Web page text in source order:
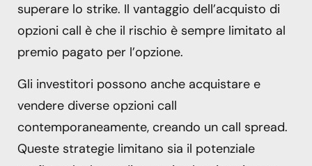
superare lo strike. Il vantaggio dell’acquisto di
opzioni call è che il rischio è sempre limitato al
premio pagato per l’opzione.
Gli investitori possono anche acquistare e
vendere diverse opzioni call
contemporaneamente, creando un call spread.
Queste strategie limitano sia il potenziale